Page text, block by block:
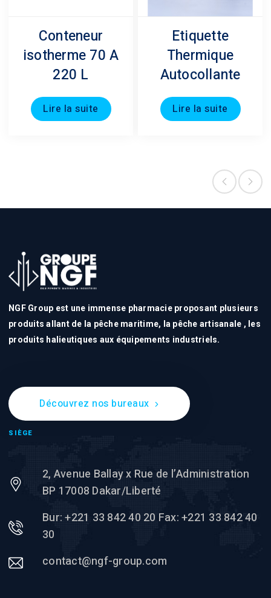
Conteneur
isotherme 70 A
220 L
Lire la suite
Etiquette
Thermique
Autocollante
Lire la suite
NGF Group est une immense pharmacie proposant plusieurs
produits allant de la pêche maritime, la pêche artisanale , les
produits halieutiques aux équipements industriels.
Découvrez nos bureaux
SIÈGE
2, Avenue Ballay x Rue de l’Administration
BP 17008 Dakar/Liberté
Bur: +221 33 842 40 20 Fax: +221 33 842 40
30
contact@ngf-group.com